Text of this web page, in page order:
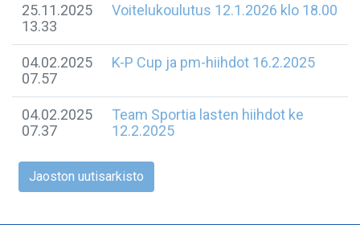
25.11.2025
13.33
Voitelukoulutus 12.1.2026 klo 18.00
04.02.2025
07.57
K-P Cup ja pm-hiihdot 16.2.2025
04.02.2025
07.37
Team Sportia lasten hiihdot ke
12.2.2025
Jaoston uutisarkisto